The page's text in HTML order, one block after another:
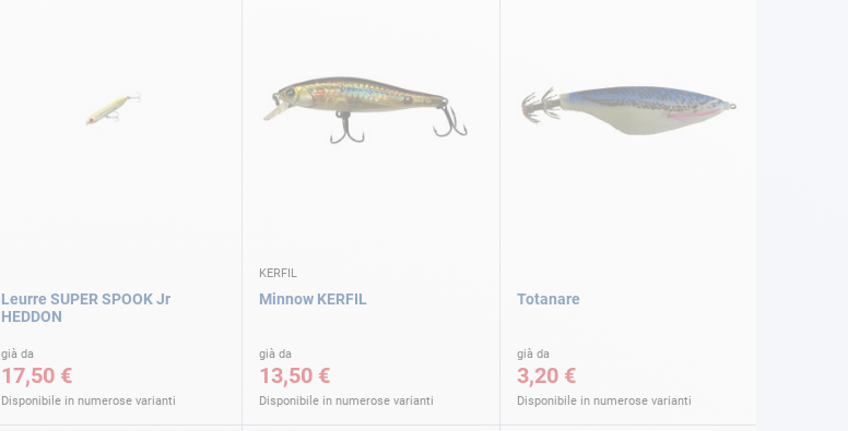
Leurre SUPER SPOOK Jr
HEDDON
già da
17,50 €
Disponibile in numerose varianti
KERFIL
Minnow KERFIL
già da
13,50 €
Disponibile in numerose varianti
Totanare
già da
3,20 €
Disponibile in numerose varianti